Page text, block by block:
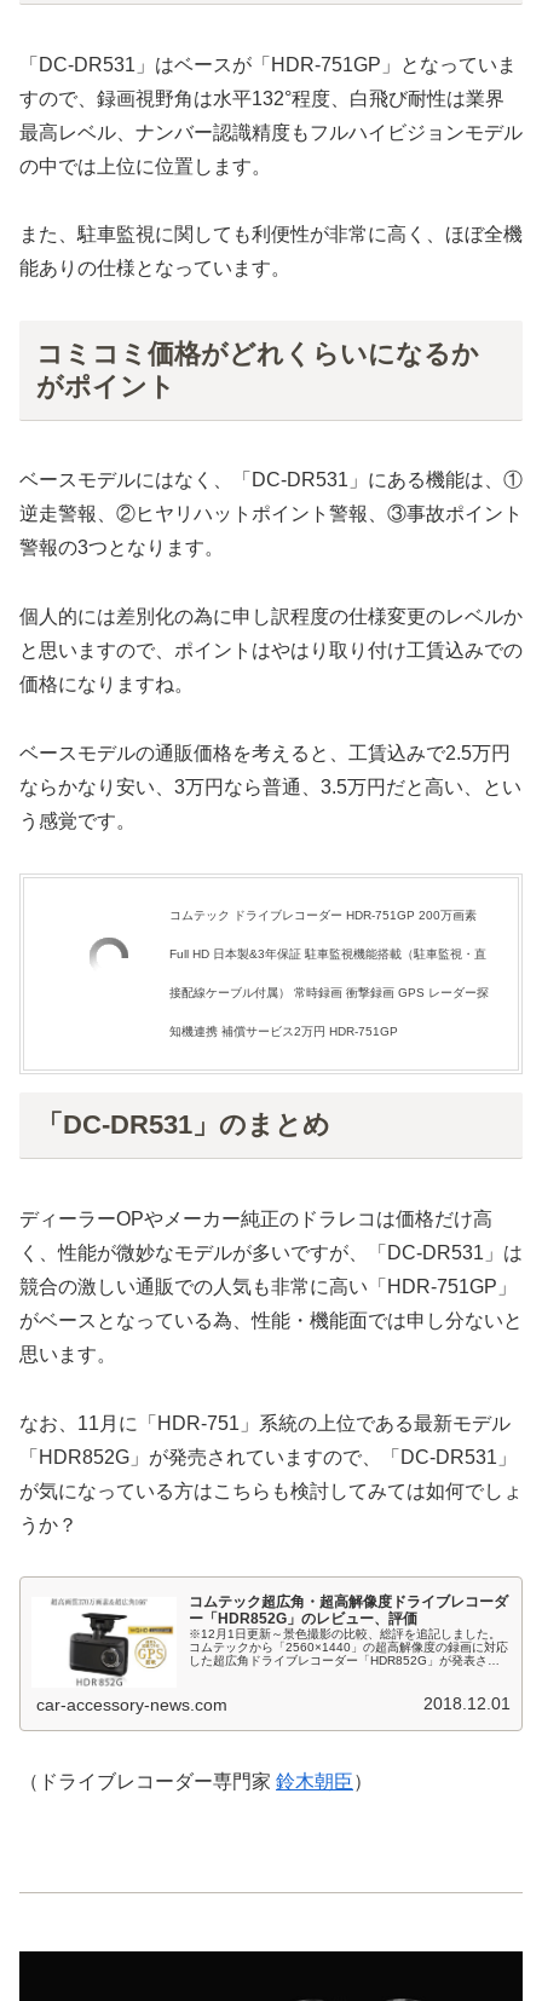
「DC-DR531」はベースが「HDR-751GP」となっていま
すので、録画視野角は水平132°程度、白飛び耐性は業界
最高レベル、ナンバー認識精度もフルハイビジョンモデル
の中では上位に位置します。
また、駐車監視に関しても利便性が非常に高く、ほぼ全機
能ありの仕様となっています。
コミコミ価格がどれくらいになるか
がポイント
ベースモデルにはなく、「DC-DR531」にある機能は、①
逆走警報、②ヒヤリハットポイント警報、③事故ポイント
警報の3つとなります。
個人的には差別化の為に申し訳程度の仕様変更のレベルか
と思いますので、ポイントはやはり取り付け工賃込みでの
価格になりますね。
ベースモデルの通販価格を考えると、工賃込みで2.5万円
ならかなり安い、3万円なら普通、3.5万円だと高い、とい
う感覚です。
コムテック ドライブレコーダー HDR-751GP 200万画素
Full HD 日本製&3年保証 駐車監視機能搭載（駐車監視・直
接配線ケーブル付属） 常時録画 衝撃録画 GPS レーダー探
知機連携 補償サービス2万円 HDR-751GP
「DC-DR531」のまとめ
ディーラーOPやメーカー純正のドラレコは価格だけ高
く、性能が微妙なモデルが多いですが、「DC-DR531」は
競合の激しい通販での人気も非常に高い「HDR-751GP」
がベースとなっている為、性能・機能面では申し分ないと
思います。
なお、11月に「HDR-751」系統の上位である最新モデル
「HDR852G」が発売されていますので、「DC-DR531」
が気になっている方はこちらも検討してみては如何でしょ
うか？
コムテック超広角・超高解像度ドライブレコーダ
ー「HDR852G」のレビュー、評価
※12月1日更新～景色撮影の比較、総評を追記しました。
コムテックから「2560×1440」の超高解像度の録画に対応
した超広角ドライブレコーダー「HDR852G」が発表され
car-accessory-news.com 2018.12.01
（ドライブレコーダー専門家 鈴木朝臣）